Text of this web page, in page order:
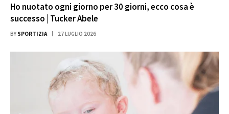
Ho nuotato ogni giorno per 30 giorni, ecco cosa è
successo | Tucker Abele
BY SPORTIZIA 27 LUGLIO 2026